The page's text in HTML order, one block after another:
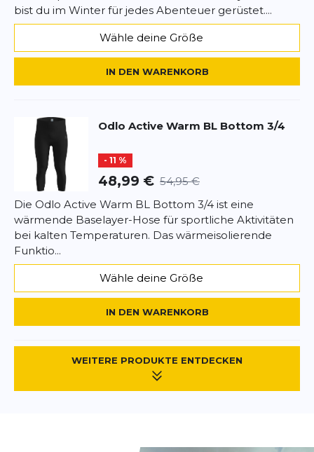
bist du im Winter für jedes Abenteuer gerüstet....
Wähle deine Größe
IN DEN WARENKORB
Odlo Active Warm BL Bottom 3/4
- 11 %
48,99 € 54,95 €
Die Odlo Active Warm BL Bottom 3/4 ist eine
wärmende Baselayer-Hose für sportliche Aktivitäten
bei kalten Temperaturen. Das wärmeisolierende
Funktio...
Wähle deine Größe
IN DEN WARENKORB
WEITERE PRODUKTE ENTDECKEN